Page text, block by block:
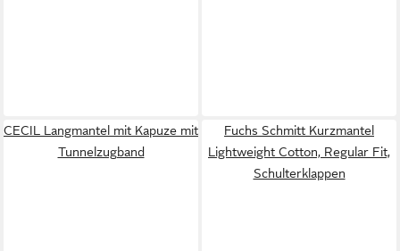
CECIL Langmantel mit Kapuze mit
Tunnelzugband
Fuchs Schmitt Kurzmantel
Lightweight Cotton, Regular Fit,
Schulterklappen